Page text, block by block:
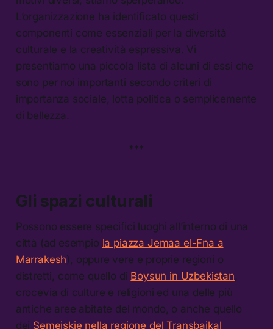
L’organizzazione ha identificato questi
componenti come essenziali per la diversità
culturale e la creatività espressiva. Vi
presentiamo una piccola lista di alcuni di essi che
sono per noi importanti secondo criteri di
importanza sociale, lotta politica o semplicemente
di bellezza.
***
Gli spazi culturali
Possono essere specifici luoghi all’interno di una
città (ad esempio la piazza Jemaa el-Fna a
Marrakesh), oppure vere e proprie regioni o
distretti, come quello di Boysun in Uzbekistan,
crocevia di culture e religioni ed una delle più
antiche aree abitate del mondo, o anche quello
dei Semeiskie nella regione del Transbaikal